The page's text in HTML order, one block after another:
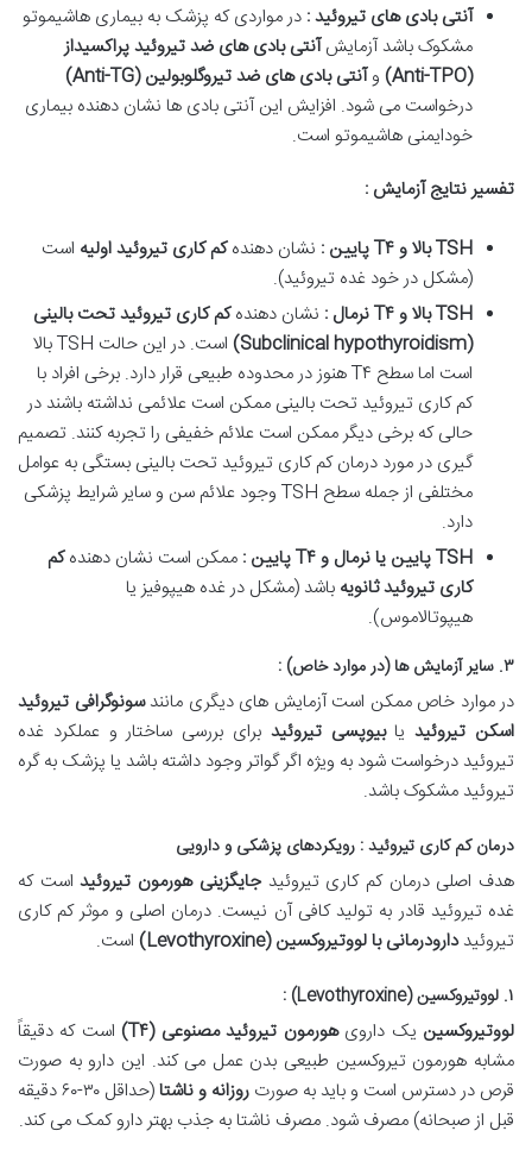
آنتی بادی های تیروئید : در مواردی که پزشک به بیماری هاشیموتو
مشکوک باشد آزمایشآنتی بادی های ضد تیروئید پراکسیداز
(Anti-TPO)
وآنتی بادی های ضد تیروگلوبولین(Anti-TG)
درخواست می شود. افزایش این آنتی بادی ها نشان دهنده بیماری
خودایمنی هاشیموتو است.
تفسیر نتایج آزمایش :
TSHبالا و ۴ پایین : نشان دهندهکم کاری تیروئید اولیه است
(مشکل در خود غده تیروئید).
TSHبالا و ۴ نرمال : نشان دهندهکم کاری تیروئید تحت بالینی
(Subclinical hypothyroidism)
است. در این حالت TSH بالا
است اما سطح T۴ هنوز در محدوده طبیعی قرار دارد. برخی افراد با
کم کاری تیروئید تحت بالینی ممکن است علائمی نداشته باشند در
حالی که برخی دیگر ممکن است علائم خفیفی را تجربه کنند. تصمیم
گیری در مورد درمان کم کاری تیروئید تحت بالینی بستگی به عوامل
مختلفی از جمله سطح TSH وجود علائم سن و سایر شرایط پزشکی
دارد.
TSHپایین یا نرمال و ۴ پایین : ممکن است نشان دهندهکم
کاری تیروئید ثانویه باشد (مشکل در غده هیپوفیز یا
هیپوتالاموس).
۳. سایر آزمایش ها (در موارد خاص) :
در موارد خاص ممکن است آزمایش های دیگری مانندسونوگرافی تیروئید
اسکن تیروئیدیابیوپسی تیروئید برای بررسی ساختار و عملکرد غده
تیروئید درخواست شود به ویژه اگر گواتر وجود داشته باشد یا پزشک به گره
تیروئید مشکوک باشد.
درمان کم کاری تیروئید : رویکردهای پزشکی و دارویی
هدف اصلی درمان کم کاری تیروئیدجایگزینی هورمون تیروئیداست که
غده تیروئید قادر به تولید کافی آن نیست. درمان اصلی و موثر کم کاری
تیروئیددارودرمانی با لووتیروکسین(Levothyroxine) است.
۱. لووتیروکسین (Levothyroxine) :
لووتیروکسین یک دارویهورمون تیروئید مصنوعی (T۴ )است که دقیقاً
مشابه هورمون تیروکسین طبیعی بدن عمل می کند. این دارو به صورت
قرص در دسترس است و باید به صورت روزانه و ناشتا
(حداقل ۳۰-۶۰ دقیقه
قبل از صبحانه) مصرف شود. مصرف ناشتا به جذب بهتر دارو کمک می کند.